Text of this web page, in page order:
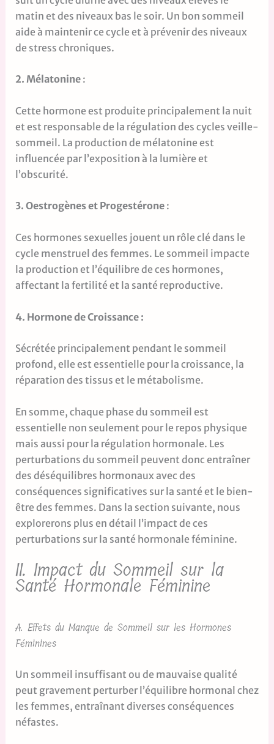
matin et des niveaux bas le soir. Un bon sommeil
aide à maintenir ce cycle et à prévenir des niveaux
de stress chroniques.
2. Mélatonine :
Cette hormone est produite principalement la nuit
et est responsable de la régulation des cycles veille-
sommeil. La production de mélatonine est
influencée par l’exposition à la lumière et
l’obscurité.
3. Oestrogènes et Progestérone :
Ces hormones sexuelles jouent un rôle clé dans le
cycle menstruel des femmes. Le sommeil impacte
la production et l’équilibre de ces hormones,
affectant la fertilité et la santé reproductive.
4. Hormone de Croissance :
Sécrétée principalement pendant le sommeil
profond, elle est essentielle pour la croissance, la
réparation des tissus et le métabolisme.
En somme, chaque phase du sommeil est
essentielle non seulement pour le repos physique
mais aussi pour la régulation hormonale. Les
perturbations du sommeil peuvent donc entraîner
des déséquilibres hormonaux avec des
conséquences significatives sur la santé et le bien-
être des femmes. Dans la section suivante, nous
explorerons plus en détail l’impact de ces
perturbations sur la santé hormonale féminine.
II. Impact du Sommeil sur la
Santé Hormonale Féminine
A. Effets du Manque de Sommeil sur les Hormones
Féminines
Un sommeil insuffisant ou de mauvaise qualité
peut gravement perturber l’équilibre hormonal chez
les femmes, entraînant diverses conséquences
néfastes.